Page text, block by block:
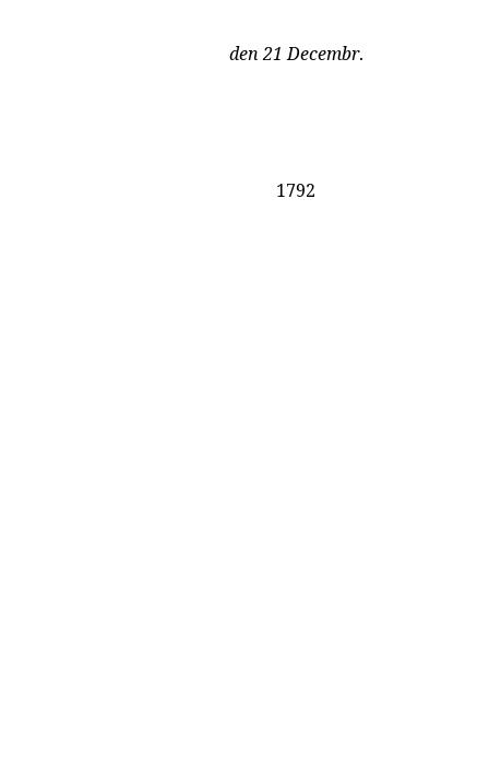
den 21 Decembr.
1792